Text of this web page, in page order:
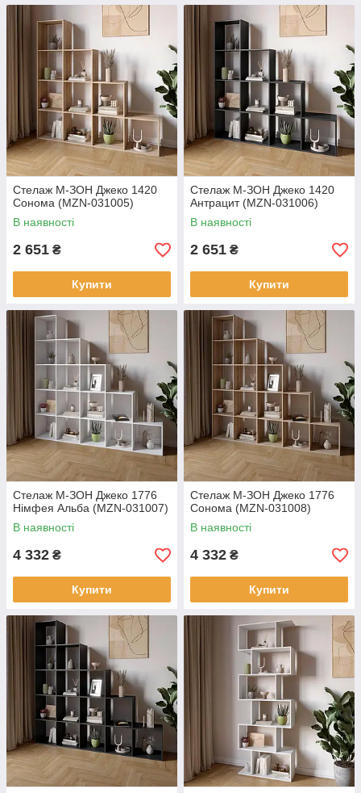
Стелаж М-ЗОН Джеко 1420
Сонома (MZN-031005)
В наявності
2 651 ₴
Купити
Стелаж М-ЗОН Джеко 1420
Антрацит (MZN-031006)
В наявності
2 651 ₴
Купити
Стелаж М-ЗОН Джеко 1776
Німфея Альба (MZN-031007)
В наявності
4 332 ₴
Купити
Стелаж М-ЗОН Джеко 1776
Сонома (MZN-031008)
В наявності
4 332 ₴
Купити